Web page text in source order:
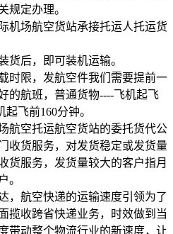
规定办理。
机场航空货站承接托运人托运货
货后，即可装机运输。
时限，发航空件我们需要提前一
的航班，普通货物----飞机起飞
飞前160分钟。
航空托运航空货站的委托货代公
收货服务，对发货稳定或发货量
货服务，发货量较大的客户指月
。
，航空快递的运输速度引领为了
揽收跨省快递业务，时效做到当
带动整个物流行业的新速度，让